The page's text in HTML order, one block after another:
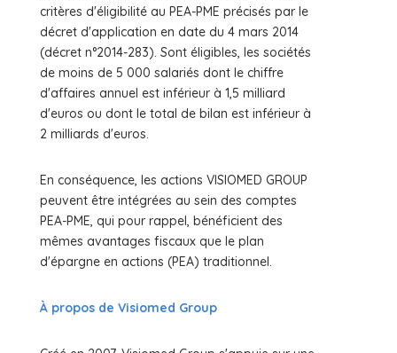
critères d'éligibilité au PEA-PME précisés par le
décret d'application en date du 4 mars 2014
(décret n°2014-283). Sont éligibles, les sociétés
de moins de 5 000 salariés dont le chiffre
d'affaires annuel est inférieur à 1,5 milliard
d'euros ou dont le total de bilan est inférieur à
2 milliards d'euros.
En conséquence, les actions VISIOMED GROUP
peuvent être intégrées au sein des comptes
PEA-PME, qui pour rappel, bénéficient des
mêmes avantages fiscaux que le plan
d'épargne en actions (PEA) traditionnel.
À propos de Visiomed Group